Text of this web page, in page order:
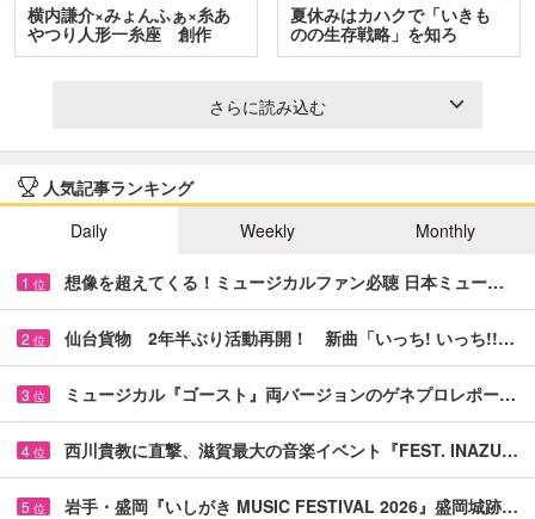
横内謙介×みょんふぁ×糸あ
やつり人形一糸座 創作
人…
夏休みはカハクで「いきも
のの生存戦略」を知ろ
う！ …
さらに読み込む
人気記事ランキング
Daily
Weekly Monthly
1 位 想像を超えてくる！ミュージカルファン必聴 日本ミュー…
2 位 仙台貨物 2年半ぶり活動再開！ 新曲「いっち! いっち!!…
3 位 ミュージカル『ゴースト』両バージョンのゲネプロレポー…
4 位 西川貴教に直撃、滋賀最大の音楽イベント『FEST. INAZU…
5 位 岩手・盛岡『いしがき MUSIC FESTIVAL 2026』盛岡城跡…